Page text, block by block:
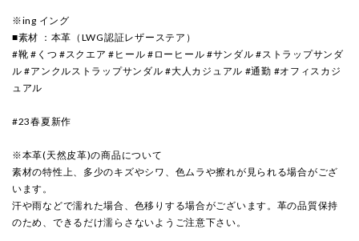
※ing イング
■素材 ：本革（LWG認証レザーステア）
#靴 #くつ #スクエア #ヒール #ローヒール #サンダル #ストラップサンダ
ル #アンクルストラップサンダル #大人カジュアル #通勤 #オフィスカジ
ュアル
#23春夏新作
※本革(天然皮革)の商品について
素材の特性上、多少のキズやシワ、色ムラや擦れが見られる場合がござ
います。
汗や雨などで濡れた場合、色移りする場合がございます。革の品質保持
のため、できるだけ濡らさないようご注意下さい。